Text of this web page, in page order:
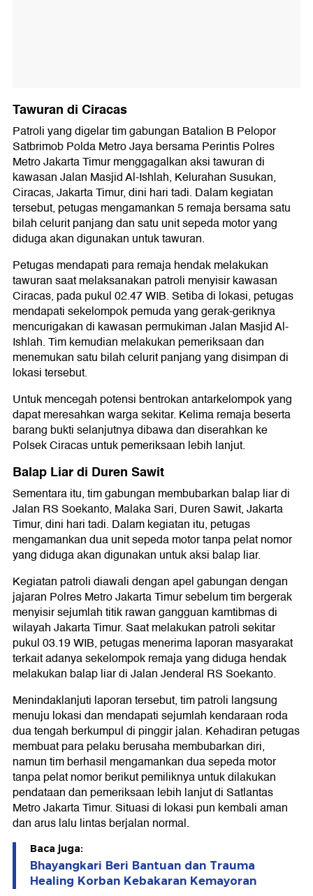
Tawuran di Ciracas
Patroli yang digelar tim gabungan Batalion B Pelopor
Satbrimob Polda Metro Jaya bersama Perintis Polres
Metro Jakarta Timur menggagalkan aksi tawuran di
kawasan Jalan Masjid Al-Ishlah, Kelurahan Susukan,
Ciracas, Jakarta Timur, dini hari tadi. Dalam kegiatan
tersebut, petugas mengamankan 5 remaja bersama satu
bilah celurit panjang dan satu unit sepeda motor yang
diduga akan digunakan untuk tawuran.
Petugas mendapati para remaja hendak melakukan
tawuran saat melaksanakan patroli menyisir kawasan
Ciracas, pada pukul 02.47 WIB. Setiba di lokasi, petugas
mendapati sekelompok pemuda yang gerak-geriknya
mencurigakan di kawasan permukiman Jalan Masjid Al-
Ishlah. Tim kemudian melakukan pemeriksaan dan
menemukan satu bilah celurit panjang yang disimpan di
lokasi tersebut.
Untuk mencegah potensi bentrokan antarkelompok yang
dapat meresahkan warga sekitar. Kelima remaja beserta
barang bukti selanjutnya dibawa dan diserahkan ke
Polsek Ciracas untuk pemeriksaan lebih lanjut.
Balap Liar di Duren Sawit
Sementara itu, tim gabungan membubarkan balap liar di
Jalan RS Soekanto, Malaka Sari, Duren Sawit, Jakarta
Timur, dini hari tadi. Dalam kegiatan itu, petugas
mengamankan dua unit sepeda motor tanpa pelat nomor
yang diduga akan digunakan untuk aksi balap liar.
Kegiatan patroli diawali dengan apel gabungan dengan
jajaran Polres Metro Jakarta Timur sebelum tim bergerak
menyisir sejumlah titik rawan gangguan kamtibmas di
wilayah Jakarta Timur. Saat melakukan patroli sekitar
pukul 03.19 WIB, petugas menerima laporan masyarakat
terkait adanya sekelompok remaja yang diduga hendak
melakukan balap liar di Jalan Jenderal RS Soekanto.
Menindaklanjuti laporan tersebut, tim patroli langsung
menuju lokasi dan mendapati sejumlah kendaraan roda
dua tengah berkumpul di pinggir jalan. Kehadiran petugas
membuat para pelaku berusaha membubarkan diri,
namun tim berhasil mengamankan dua sepeda motor
tanpa pelat nomor berikut pemiliknya untuk dilakukan
pendataan dan pemeriksaan lebih lanjut di Satlantas
Metro Jakarta Timur. Situasi di lokasi pun kembali aman
dan arus lalu lintas berjalan normal.
Baca juga:
Bhayangkari Beri Bantuan dan Trauma
Healing Korban Kebakaran Kemayoran